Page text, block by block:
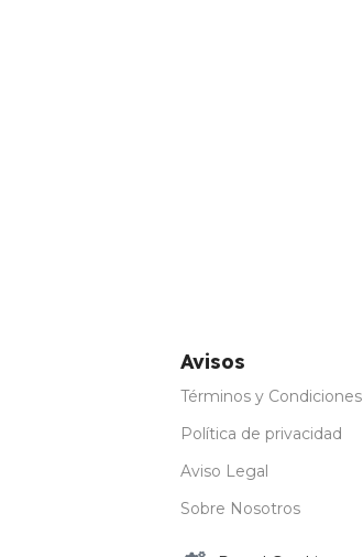
Avisos
Términos y Condiciones
Política de privacidad
Aviso Legal
Sobre Nosotros